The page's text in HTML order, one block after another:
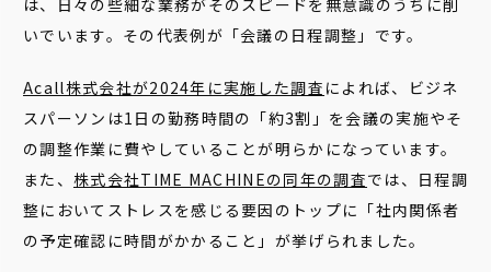
は、日々の些細な業務がそのスピードを無意識のうちに削
いでいます。その代表例が「会議の日程調整」です。
Acall株式会社が2024年に実施した調査 によれば、ビジネ
スパーソンは1日の勤務時間の「約3割」を会議の実施やそ
の調整作業に費やしていることが明らかになっています。
また、 株式会社TIME MACHINEの同年の調査では、日程調
整においてストレスを感じる要因のトップに「社内関係者
の予定確認に時間がかかること」が挙げられました。